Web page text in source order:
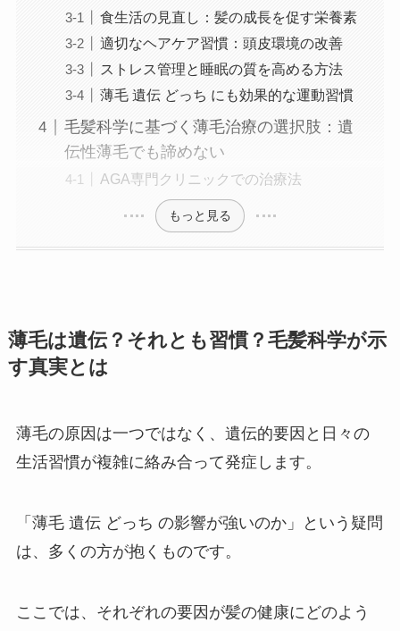
食生活の見直し：髪の成長を促す栄養素
適切なヘアケア習慣：頭皮環境の改善
ストレス管理と睡眠の質を高める方法
薄毛 遺伝 どっち にも効果的な運動習慣
毛髪科学に基づく薄毛治療の選択肢：遺
伝性薄毛でも諦めない
AGA専門クリニックでの治療法
もっと見る
薄毛は遺伝？それとも習慣？毛髪科学が示
す真実とは
薄毛の原因は一つではなく、遺伝的要因と日々の
生活習慣が複雑に絡み合って発症します。
「薄毛 遺伝 どっち の影響が強いのか」という疑問
は、多くの方が抱くものです。
ここでは、それぞれの要因が髪の健康にどのよう